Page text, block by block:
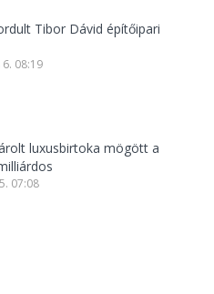
Tibor Dávid építőipari
08:19
luxusbirtoka mögött a
07:08